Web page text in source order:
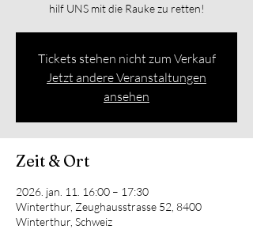
hilf UNS mit die Rauke zu retten!
Tickets stehen nicht zum Verkauf
Jetzt andere Veranstaltungen
ansehen
Zeit & Ort
2026. jan. 11. 16:00 – 17:30
Winterthur, Zeughausstrasse 52, 8400
Winterthur, Schweiz